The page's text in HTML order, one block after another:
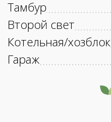
Тамбур
Второй свет
Котельная/хозблок
Гараж